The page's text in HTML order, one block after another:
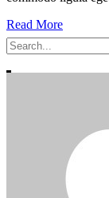
Read More
Search
for: